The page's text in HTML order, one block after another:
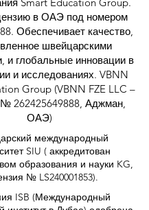
9, 41, 42). VBNN FZE
Smart Education Group.
в ОАЭ под номером
. Обеспечивает качество,
швейцарскими
и глобальные инновации в
и исследованиях. VBNN
Group (VBNN FZE LLC –
ОАЭ)
международный
SIU (аккредитован
образования и науки KG,
№ LS240001853).